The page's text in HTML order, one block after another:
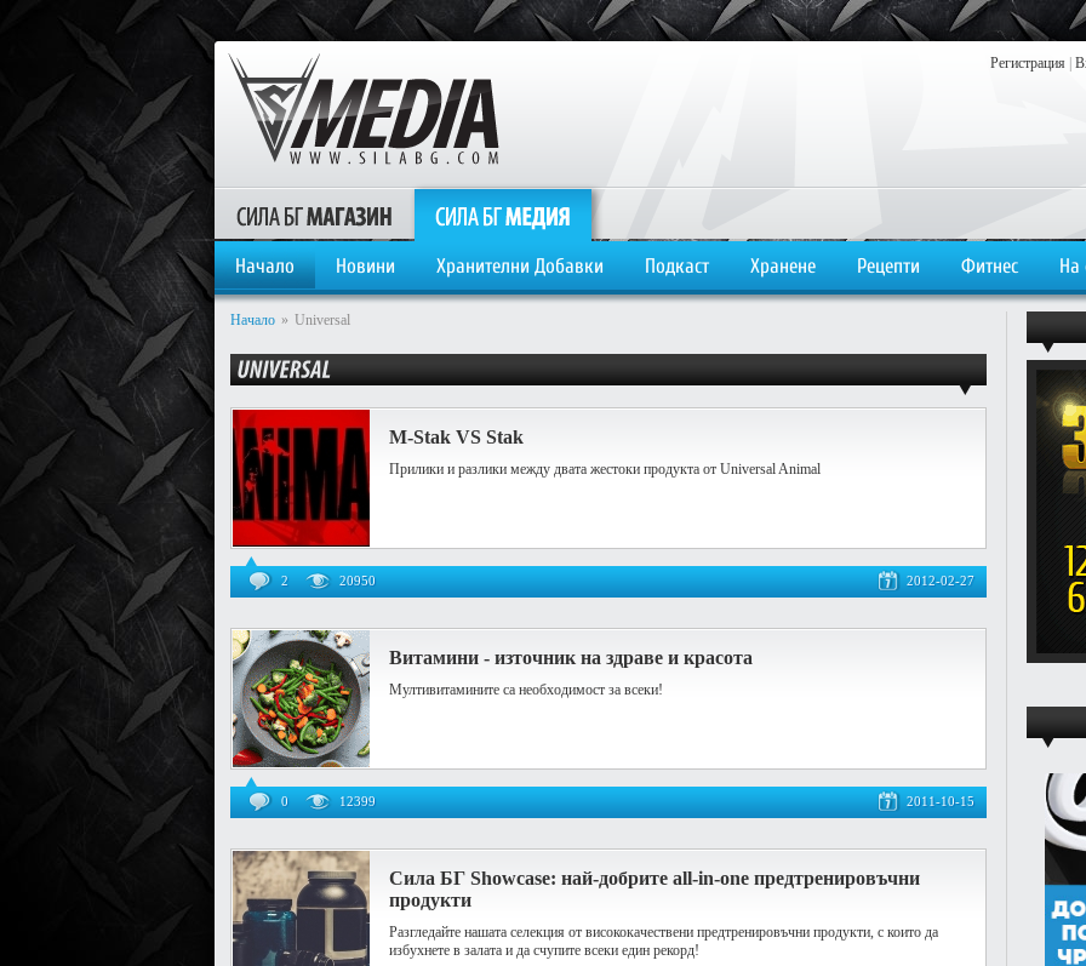
Регистрация
Начало Новини Хранителни Добавки Подкаст Хранене Рецепти Фитнес На
Начало » Universal
M-Stak VS Stak
Прилики и разлики между двата жестоки продукта от Universal Animal
2 20950 2012-02-27
Витамини - източник на здраве и красота
Мултивитамините са необходимост за всеки!
0 12399 2011-10-15
Сила БГ Showcase: най-добрите all-in-one предтренировъчни
продукти
Разгледайте нашата селекция от висококачествени предтренировъчни продукти, с които да
избухнете в залата и да счупите всеки един рекорд!